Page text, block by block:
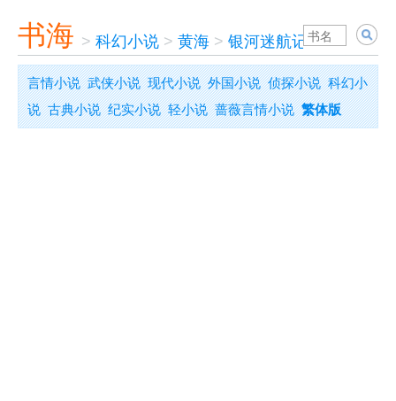
书海 > 科幻小说 > 黄海 > 银河迷航记
言情小说 武侠小说 现代小说 外国小说 侦探小说 科幻小
说 古典小说 纪实小说 轻小说 蔷薇言情小说 繁体版